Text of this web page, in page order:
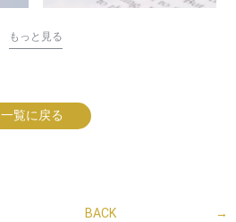
もっと見る
一覧に戻る
→
BACK